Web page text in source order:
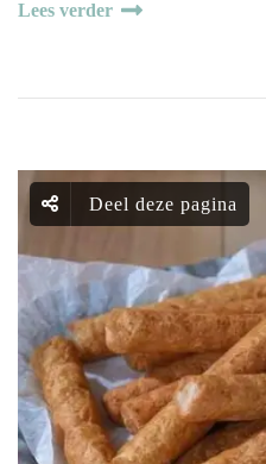
Lees verder
Deel deze pagina